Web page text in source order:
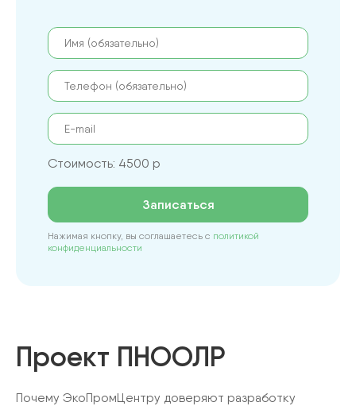
Стоимость: 4500 р
Записаться
Нажимая кнопку, вы соглашаетесь с политикой
конфиденциальности
Проект ПНООЛР
Почему ЭкоПромЦентру доверяют разработку